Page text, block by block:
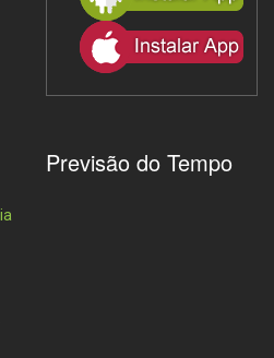
Previsão do Tempo